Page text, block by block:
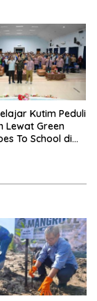
Kutim Peduli
Lewat Green
To School di